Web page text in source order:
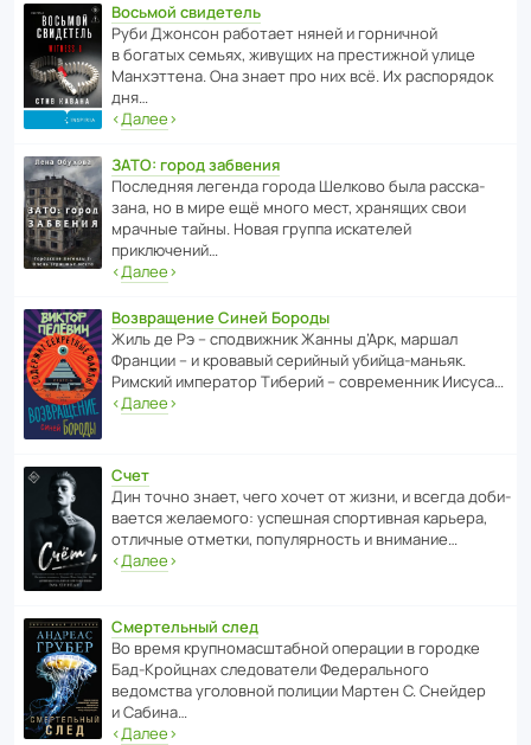
Восьмой свидетель
Руби Джонсон рабо­тает няней и горни­чной
в богатых семьях, живущих на прес­ти­жной улице
Манх­эт­тена. Она знает про них всё. Их распо­рядок
дня…
‹Далее›
ЗАТО: город забвения
После­дняя легенда города Шелково была расска­
зана, но в мире ещё много мест, хранящих свои
мрачные тайны. Новая группа иска­телей
приключений…
‹Далее›
Возвращение Синей Бороды
Жиль де Рэ – спод­ви­жник Жанны д’Арк, маршал
Франции – и кровавый серийный убийца-маньяк.
Римский импе­ратор Тиберий – совре­менник Иисуса…
‹Далее›
Счет
Дин точно знает, чего хочет от жизни, и всегда доби­
ва­ется жела­е­мого: успе­шная спор­ти­вная карьера,
отли­чные отметки, попу­ля­р­ность и внимание…
‹Далее›
Смертельный след
Во время круп­но­мас­ш­та­бной операции в городке
Бад‑Крой­цнах следо­ва­тели Феде­раль­ного
ведомства уголо­вной полиции Мартен С. Снейдер
и Сабина…
‹Далее›